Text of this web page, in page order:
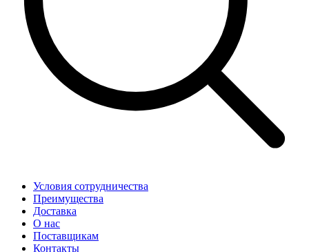
Условия сотрудничества
Преимущества
Доставка
О нас
Поставщикам
Контакты